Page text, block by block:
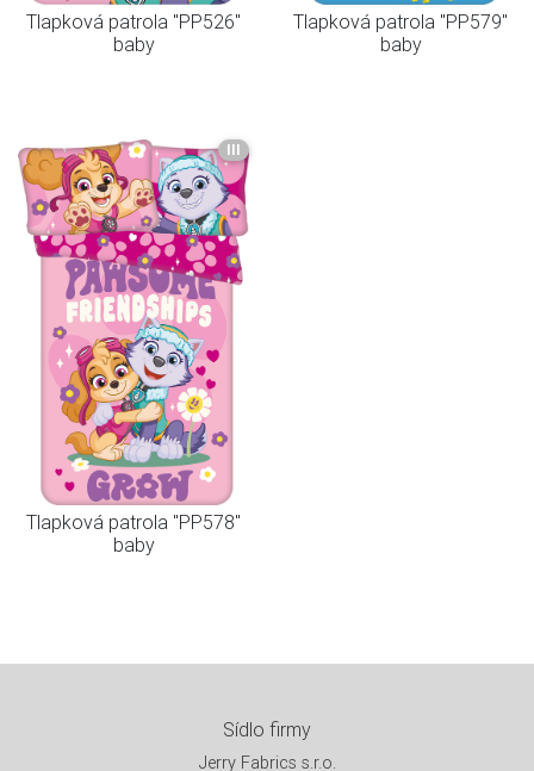
Tlapková patrola "PP526"
baby
Tlapková patrola "PP579"
baby
III
Tlapková patrola "PP578"
baby
Sídlo firmy
Jerry Fabrics s.r.o.